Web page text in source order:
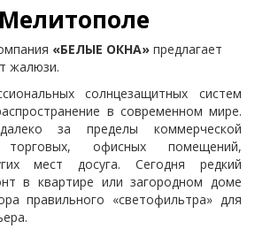
«БЕЛЫЕ ОКНА» предлагает
жалюзи.
солнцезащитных систем
в современном мире.
за пределы коммерческой
офисных помещений,
мест досуга. Сегодня редкий
в квартире или загородном доме
правильного «светофильтра» для